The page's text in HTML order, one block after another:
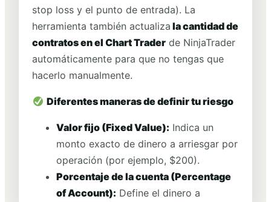
stop loss y el punto de entrada). La
herramienta también actualiza la cantidad de
contratos en el Chart Trader de NinjaTrader
automáticamente para que no tengas que
hacerlo manualmente.
Diferentes maneras de definir tu riesgo
Valor fijo (Fixed Value): Indica un
monto exacto de dinero a arriesgar por
operación (por ejemplo, $200).
Porcentaje de la cuenta (Percentage
of Account): Define el dinero a